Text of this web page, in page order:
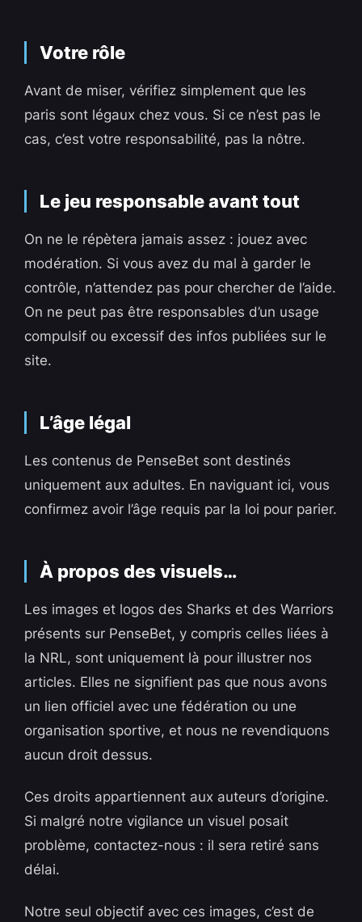
Votre rôle
Avant de miser, vérifiez simplement que les
paris sont légaux chez vous. Si ce n’est pas le
cas, c’est votre responsabilité, pas la nôtre.
Le jeu responsable avant tout
On ne le répètera jamais assez : jouez avec
modération. Si vous avez du mal à garder le
contrôle, n’attendez pas pour chercher de l’aide.
On ne peut pas être responsables d’un usage
compulsif ou excessif des infos publiées sur le
site.
L’âge légal
Les contenus de PenseBet sont destinés
uniquement aux adultes. En naviguant ici, vous
confirmez avoir l’âge requis par la loi pour parier.
À propos des visuels…
Les images et logos des Sharks et des Warriors
présents sur PenseBet, y compris celles liées à
la NRL, sont uniquement là pour illustrer nos
articles. Elles ne signifient pas que nous avons
un lien officiel avec une fédération ou une
organisation sportive, et nous ne revendiquons
aucun droit dessus.
Ces droits appartiennent aux auteurs d’origine.
Si malgré notre vigilance un visuel posait
problème, contactez-nous : il sera retiré sans
délai.
Notre seul objectif avec ces images, c’est de